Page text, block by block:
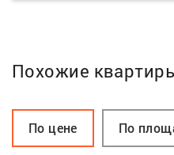
Похожие
По цене По